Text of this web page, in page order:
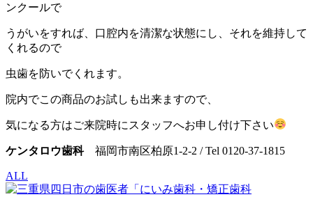
ンクールで
うがいをすれば、口腔内を清潔な状態にし、それを維持して
くれるので
虫歯を防いでくれます。
院内でこの商品のお試しも出来ますので、
気になる方はご来院時にスタッフへお申し付け下さい
ケンタロウ歯科福岡市南区柏原1-2-2 / Tel 0120-37-1815
ALL